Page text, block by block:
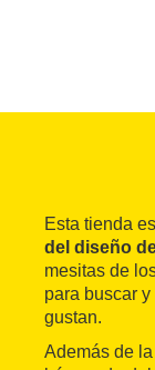
Esta tienda
del diseño
mesitas de
para buscar
gustan.
Además de